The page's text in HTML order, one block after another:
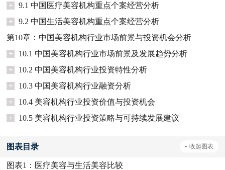
+
9.1 中国医疗美容机构重点个案经营分析
+
9.2 中国生活美容机构重点个案经营分析
第10章：中国美容机构行业市场前景与投资机会分析
+
10.1 中国美容机构行业市场前景及发展趋势分析
+
10.2 中国美容机构行业投资特性分析
+
10.3 中国美容机构行业融资分析
+
10.4 美容机构行业投资价值与投资机会
+
10.5 美容机构行业投资策略与可持续发展建议
图表目录 - 收起图表
图表1： 医疗美容与生活美容比较